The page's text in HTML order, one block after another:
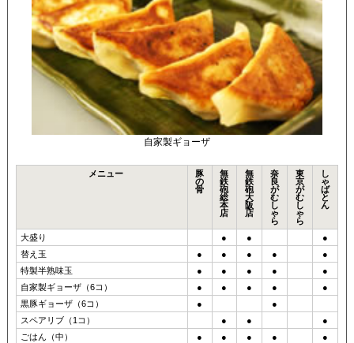
自家製ギョーザ
メニュー
豚
の
骨
無
鉄
砲
総
本
店
無
鉄
砲
大
阪
店
奈
良
が
む
し
ゃ
ら
東
京
が
む
し
ゃ
ら
し
ゃ
ば
と
ん
大盛り ● ●
●
替え玉
● ● ● ●
●
特製半熟味玉
● ● ● ●
●
自家製ギョーザ（6コ）
● ● ● ●
●
黒豚ギョーザ（6コ）
●
●
スペアリブ（1コ）
● ●
●
ごはん（中）
● ● ● ●
●